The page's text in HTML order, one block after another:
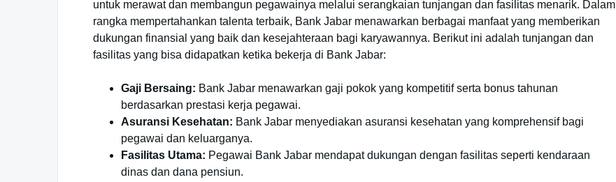
untuk merawat dan membangun pegawainya melalui serangkaian tunjangan dan fasilitas menarik. Dalam
rangka mempertahankan talenta terbaik, Bank Jabar menawarkan berbagai manfaat yang memberikan
dukungan finansial yang baik dan kesejahteraan bagi karyawannya. Berikut ini adalah tunjangan dan
fasilitas yang bisa didapatkan ketika bekerja di Bank Jabar:
Gaji Bersaing: Bank Jabar menawarkan gaji pokok yang kompetitif serta bonus tahunan
berdasarkan prestasi kerja pegawai.
Asuransi Kesehatan: Bank Jabar menyediakan asuransi kesehatan yang komprehensif bagi
pegawai dan keluarganya.
Fasilitas Utama: Pegawai Bank Jabar mendapat dukungan dengan fasilitas seperti kendaraan
dinas dan dana pensiun.